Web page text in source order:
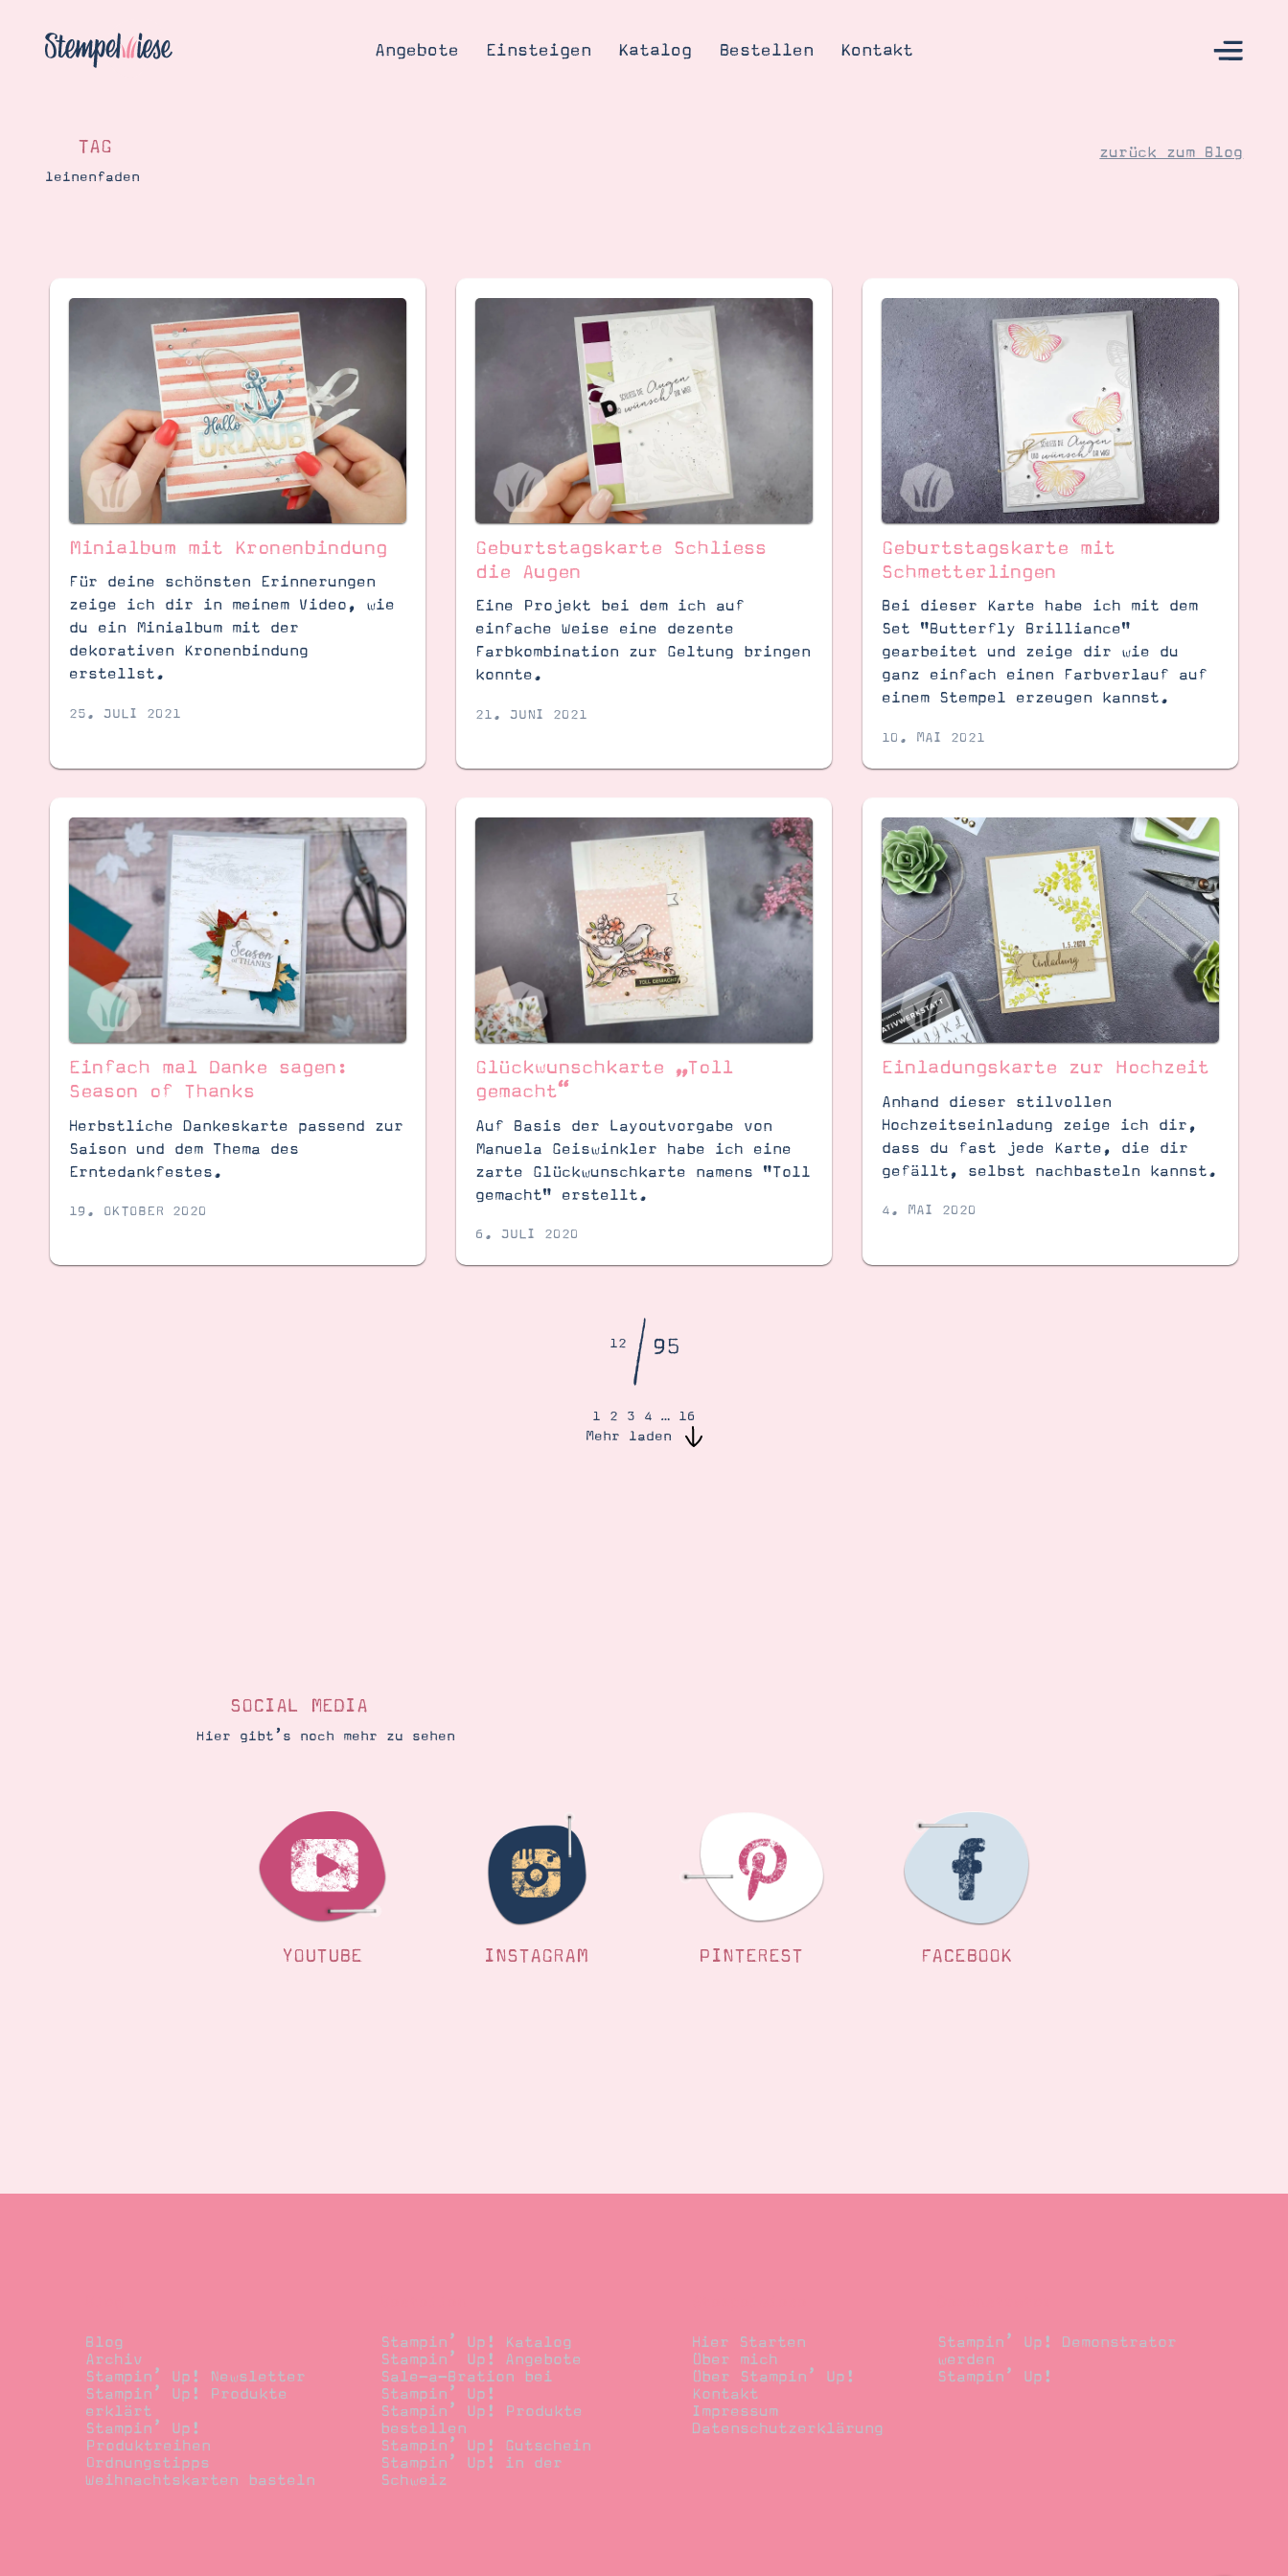
Angebote Einsteigen Katalog Bestellen Kontakt
Katalog
Bestellen
Kontakt
Blog
Suche
SUCHE
TAG
leinenfaden
zurück zum Blog
Minialbum mit Kronenbindung
Für deine schönsten Erinnerungen
zeige ich dir in meinem Video, wie
du ein Minialbum mit der
dekorativen Kronenbindung
erstellst.
25. JULI 2021
Geburtstagskarte Schliess
die Augen
Eine Projekt bei dem ich auf
einfache Weise eine dezente
Farbkombination zur Geltung bringen
konnte.
21. JUNI 2021
Geburtstagskarte mit
Schmetterlingen
Bei dieser Karte habe ich mit dem
Set "Butterfly Brilliance"
gearbeitet und zeige dir wie du
ganz einfach einen Farbverlauf auf
einem Stempel erzeugen kannst.
10. MAI 2021
Einfach mal Danke sagen:
Season of Thanks
Herbstliche Dankeskarte passend zur
Saison und dem Thema des
Erntedankfestes.
19. OKTOBER 2020
Glückwunschkarte „Toll
gemacht“
Auf Basis der Layoutvorgabe von
Manuela Geiswinkler habe ich eine
zarte Glückwunschkarte namens "Toll
gemacht" erstellt.
6. JULI 2020
Einladungskarte zur Hochzeit
Anhand dieser stilvollen
Hochzeitseinladung zeige ich dir,
dass du fast jede Karte, die dir
gefällt, selbst nachbasteln kannst.
4. MAI 2020
12/95
1 2 3 4 …
16
Mehr laden
SOCIAL MEDIA
Hier gibt’s noch mehr zu sehen
YOUTUBE INSTAGRAM PINTEREST FACEBOOK
Blog
Archiv
Stampin’ Up! Newsletter
Stampin’ Up! Produkte
erklärt
Stampin’ Up!
Produktreihen
Ordnungstipps
Weihnachtskarten basteln
Stampin’ Up! Katalog
Stampin’ Up! Angebote
Sale-a-Bration bei
Stampin’ Up!
Stampin’ Up! Produkte
bestellen
Stampin’ Up! Gutschein
Stampin’ Up! in der
Schweiz
Hier Starten
Über mich
Über Stampin’ Up!
Kontakt
Impressum
Datenschutzerklärung
Stampin’ Up! Demonstrator
werden
Stampin’ Up!